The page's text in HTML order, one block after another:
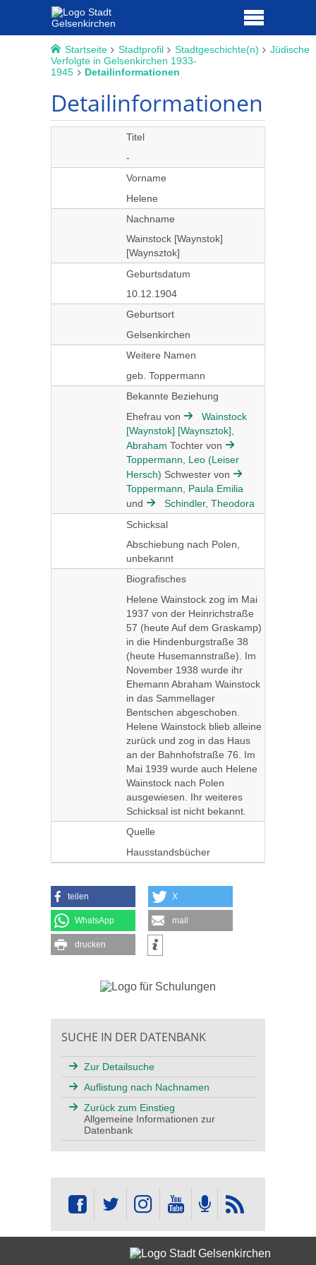
Startseite Stadtprofil Stadtgeschichte(n)
Jüdische
Verfolgte in Gelsenkirchen 1933-
1945
Detailinformationen
Detailinformationen
Titel
-
Vorname
Helene
Nachname
Wainstock [Waynstok]
[Waynsztok]
Geburtsdatum
10.12.1904
Geburtsort
Gelsenkirchen
Weitere Namen
geb. Toppermann
Bekannte Beziehung
Ehefrau von
Wainstock
[Waynstok] [Waynsztok],
Abraham Tochter von
Toppermann, Leo (Leiser
Hersch) Schwester von
Toppermann, Paula Emilia
und
Schindler, Theodora
Schicksal
Abschiebung nach Polen,
unbekannt
Biografisches
Helene Wainstock zog im Mai
1937 von der Heinrichstraße
57 (heute Auf dem Graskamp)
in die Hindenburgstraße 38
(heute Husemannstraße). Im
November 1938 wurde ihr
Ehemann Abraham Wainstock
in das Sammellager
Bentschen abgeschoben.
Helene Wainstock blieb alleine
zurück und zog in das Haus
an der Bahnhofstraße 76. Im
Mai 1939 wurde auch Helene
Wainstock nach Polen
ausgewiesen. Ihr weiteres
Schicksal ist nicht bekannt.
Quelle
Hausstandsbücher
teilen X
WhatsApp mail
drucken
SUCHE IN DER DATENBANK
Zur Detailsuche
Auflistung nach Nachnamen
Zurück zum Einstieg
Allgemeine Informationen zur
Datenbank